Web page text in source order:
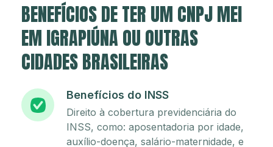
BENEFÍCIOS DE TER UM CNPJ MEI
EM IGRAPIÚNA OU OUTRAS
CIDADES BRASILEIRAS
Benefícios do INSS
Direito à cobertura previdenciária do
INSS, como: aposentadoria por idade,
auxílio-doença, salário-maternidade, e